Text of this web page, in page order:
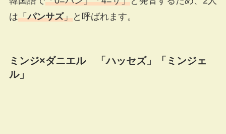
は「パンサズ」と呼ばれます。
ミンジ×ダニエル 「ハッセズ」「ミンジェ
ル」